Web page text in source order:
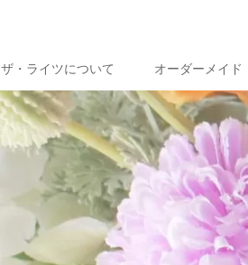
ザ・ライツについて オーダーメイド